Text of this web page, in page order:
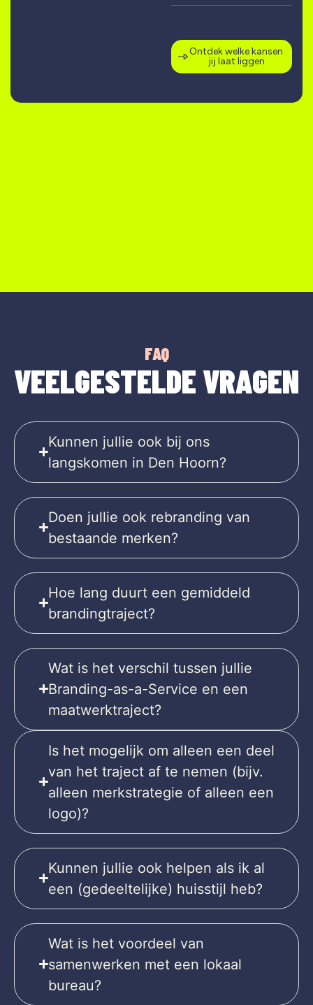
Ontdek welke kansen
jij laat liggen
FAQ
VEELGESTELDE VRAGEN
Kunnen jullie ook bij ons
langskomen in Den Hoorn?
Doen jullie ook rebranding van
bestaande merken?
Hoe lang duurt een gemiddeld
brandingtraject?
Wat is het verschil tussen jullie
Branding-as-a-Service en een
maatwerktraject?
Is het mogelijk om alleen een deel
van het traject af te nemen (bijv.
alleen merkstrategie of alleen een
logo)?
Kunnen jullie ook helpen als ik al
een (gedeeltelijke) huisstijl heb?
Wat is het voordeel van
samenwerken met een lokaal
bureau?